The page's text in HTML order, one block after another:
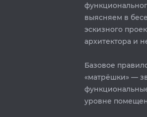
выясняем в
эскизного
архитектора и
Базовое
«матрёшки» —
уровне